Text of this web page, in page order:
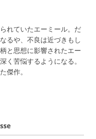
れていたエーミール。だ
るや、不良は近づきもし
と思想に影響されたエー
く苦悩するようになる。
傑作。